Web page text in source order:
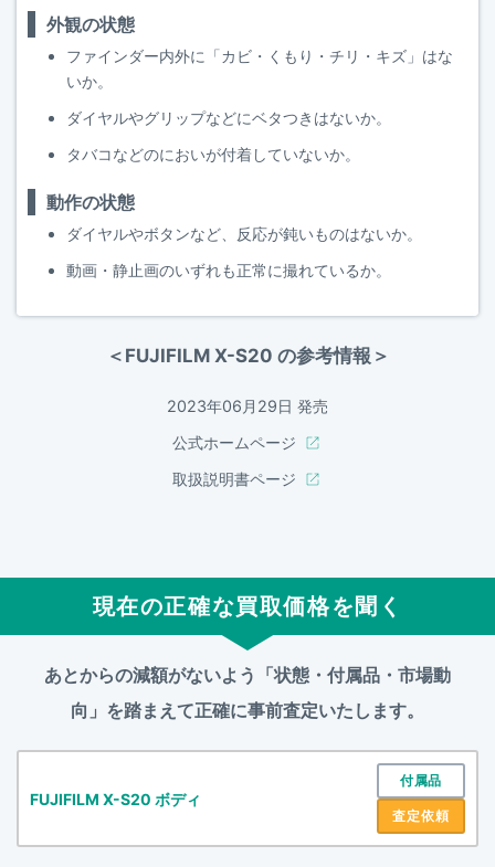
外観の状態
ファインダー内外に「カビ・くもり・チリ・キズ」はな
いか。
ダイヤルやグリップなどにベタつきはないか。
タバコなどのにおいが付着していないか。
動作の状態
ダイヤルやボタンなど、反応が鈍いものはないか。
動画・静止画のいずれも正常に撮れているか。
＜FUJIFILM X-S20 の参考情報＞
2023年06月29日 発売
公式ホームページ
取扱説明書ページ
現在の正確な買取価格を聞く
あとからの減額がないよう「状態・付属品・市場動
向」を踏まえて正確に事前査定いたします。
FUJIFILM X-S20 ボディ
付属品
査定依頼